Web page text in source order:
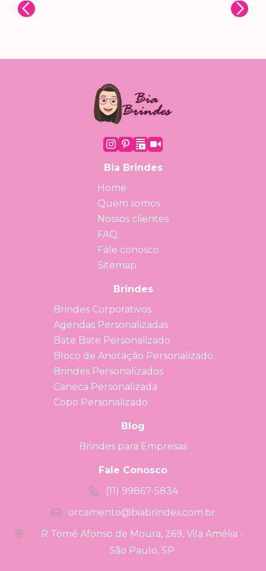
Bia Brindes
Home
Quem somos
Nossos clientes
FAQ
Fale conosco
Sitemap
Brindes
Brindes Corporativos
Agendas Personalizadas
Bate Bate Personalizado
Bloco de Anotação Personalizado
Brindes Personalizados
Caneca Personalizada
Copo Personalizado
Blog
Brindes para Empresas
Fale Conosco
(11) 99867-5834
orcamento@biabrindes.com.br
R Tomé Afonso de Moura, 269, Vila Amélia -
São Paulo, SP